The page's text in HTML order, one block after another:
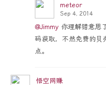
meteor
Sep 4, 2014
@Jimmy 你理解错意思
码获取，不然免费的贝
点。
悟空网赚